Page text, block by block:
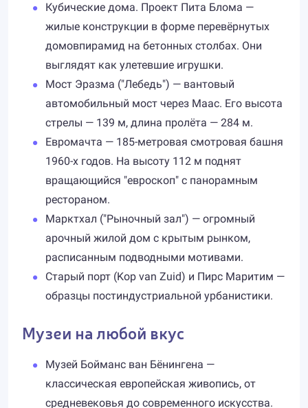
Кубические дома. Проект Пита Блома —
жилые конструкции в форме перевёрнутых
домов­пирамид на бетонных столбах. Они
выглядят как улетевшие игрушки.
Мост Эразма ("Лебедь") — вантовый
автомобильный мост через Маас. Его высота
стрелы — 139 м, длина пролёта — 284 м.
Евромачта — 185-метровая смотровая башня
1960-х годов. На высоту 112 м поднят
вращающийся "евроскоп" с панорамным
рестораном.
Марктхал ("Рыночный зал") — огромный
арочный жилой дом с крытым рынком,
расписанным подводными мотивами.
Старый порт (Kop van Zuid) и Пирс Маритим —
образцы постиндустриальной урбанистики.
Музеи на любой вкус
Музей Бойманс ван Бёнингена —
классическая европейская живопись, от
средневековья до современного искусства.